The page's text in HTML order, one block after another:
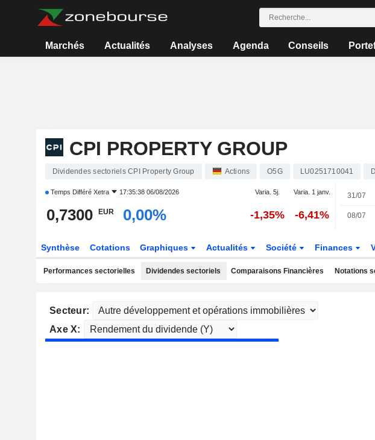
Marchés Actualités Analyses Agenda Conseils
CPI PROPERTY GROUP
Dividendes sectoriels CPI Property Group Actions O5G LU0251710041
Temps Différé Xetra 17:35:38 06/08/2026 Varia. 5j. Varia. 1 janv.
0,7300 EUR 0,00% -1,35% -6,41%
31/07
08/07
Synthèse Cotations Graphiques Actualités Société Finances
Performances sectorielles Dividendes sectoriels Comparaisons Financières Notations
Secteur:
Axe X: